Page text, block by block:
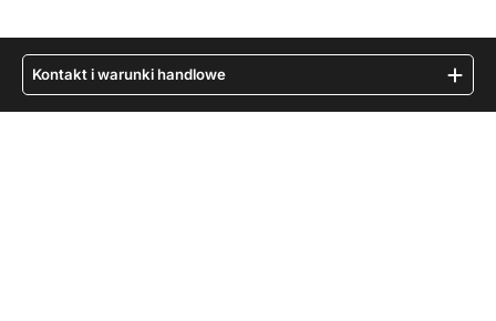
Kontakt i warunki handlowe